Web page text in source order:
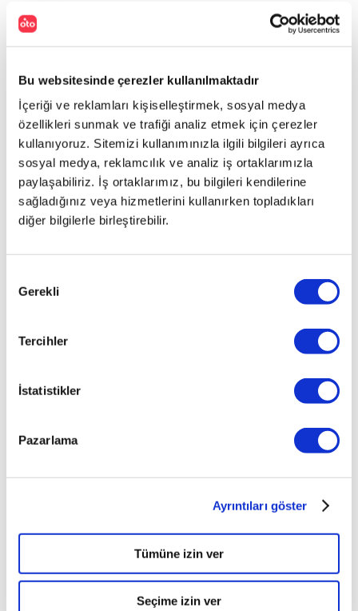
Bu websitesinde çerezler kullanılmaktadır
İçeriği ve reklamları kişiselleştirmek, sosyal medya
özellikleri sunmak ve trafiği analiz etmek için çerezler
kullanıyoruz. Sitemizi kullanımınızla ilgili bilgileri ayrıca
sosyal medya, reklamcılık ve analiz iş ortaklarımızla
paylaşabiliriz. İş ortaklarımız, bu bilgileri kendilerine
sağladığınız veya hizmetlerini kullanırken topladıkları
diğer bilgilerle birleştirebilir.
Seçimi
Gerekli
Tercihler
İstatistikler
Pazarlama
Ayrıntıları göster
Tümüne izin ver
Seçime izin ver
ve
ufak
jeneratörü
bulundurmak
mantıklı
bir
çözüm
olacaktır.
İhtiyaç
anında
sıcak
aramanıza
kalmadan
saç
balataları
balataları
su
da
saç